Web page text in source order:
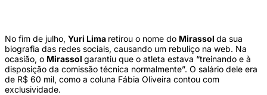
No fim de julho, Yuri Lima retirou o nome do Mirassol da sua
biografia das redes sociais, causando um rebuliço na web. Na
ocasião, o Mirassol garantiu que o atleta estava “treinando e à
disposição da comissão técnica normalmente”. O salário dele era
de R$ 60 mil, como a coluna Fábia Oliveira contou com
exclusividade.